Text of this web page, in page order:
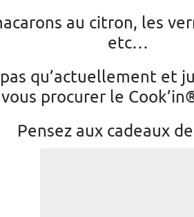
au citron, les
etc…
qu’actuellement et
procurer le
Pensez aux cadeaux